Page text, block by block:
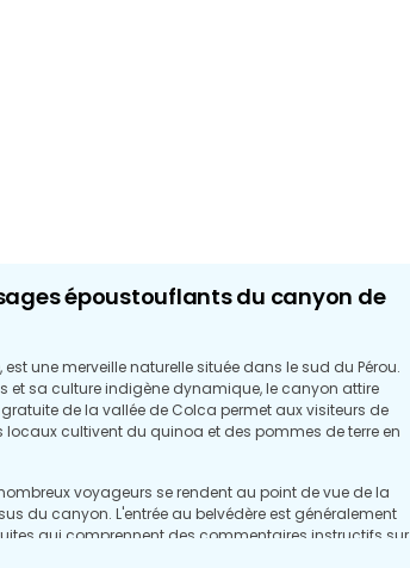
époustouflants du canyon de
une merveille naturelle située dans le sud du Pérou.
et sa culture indigène dynamique, le canyon attire
de la vallée de Colca permet aux visiteurs de
cultivent du quinoa et des pommes de terre en
voyageurs se rendent au point de vue de la
du canyon. L'entrée au belvédère est généralement
qui comprennent des commentaires instructifs sur
locale.